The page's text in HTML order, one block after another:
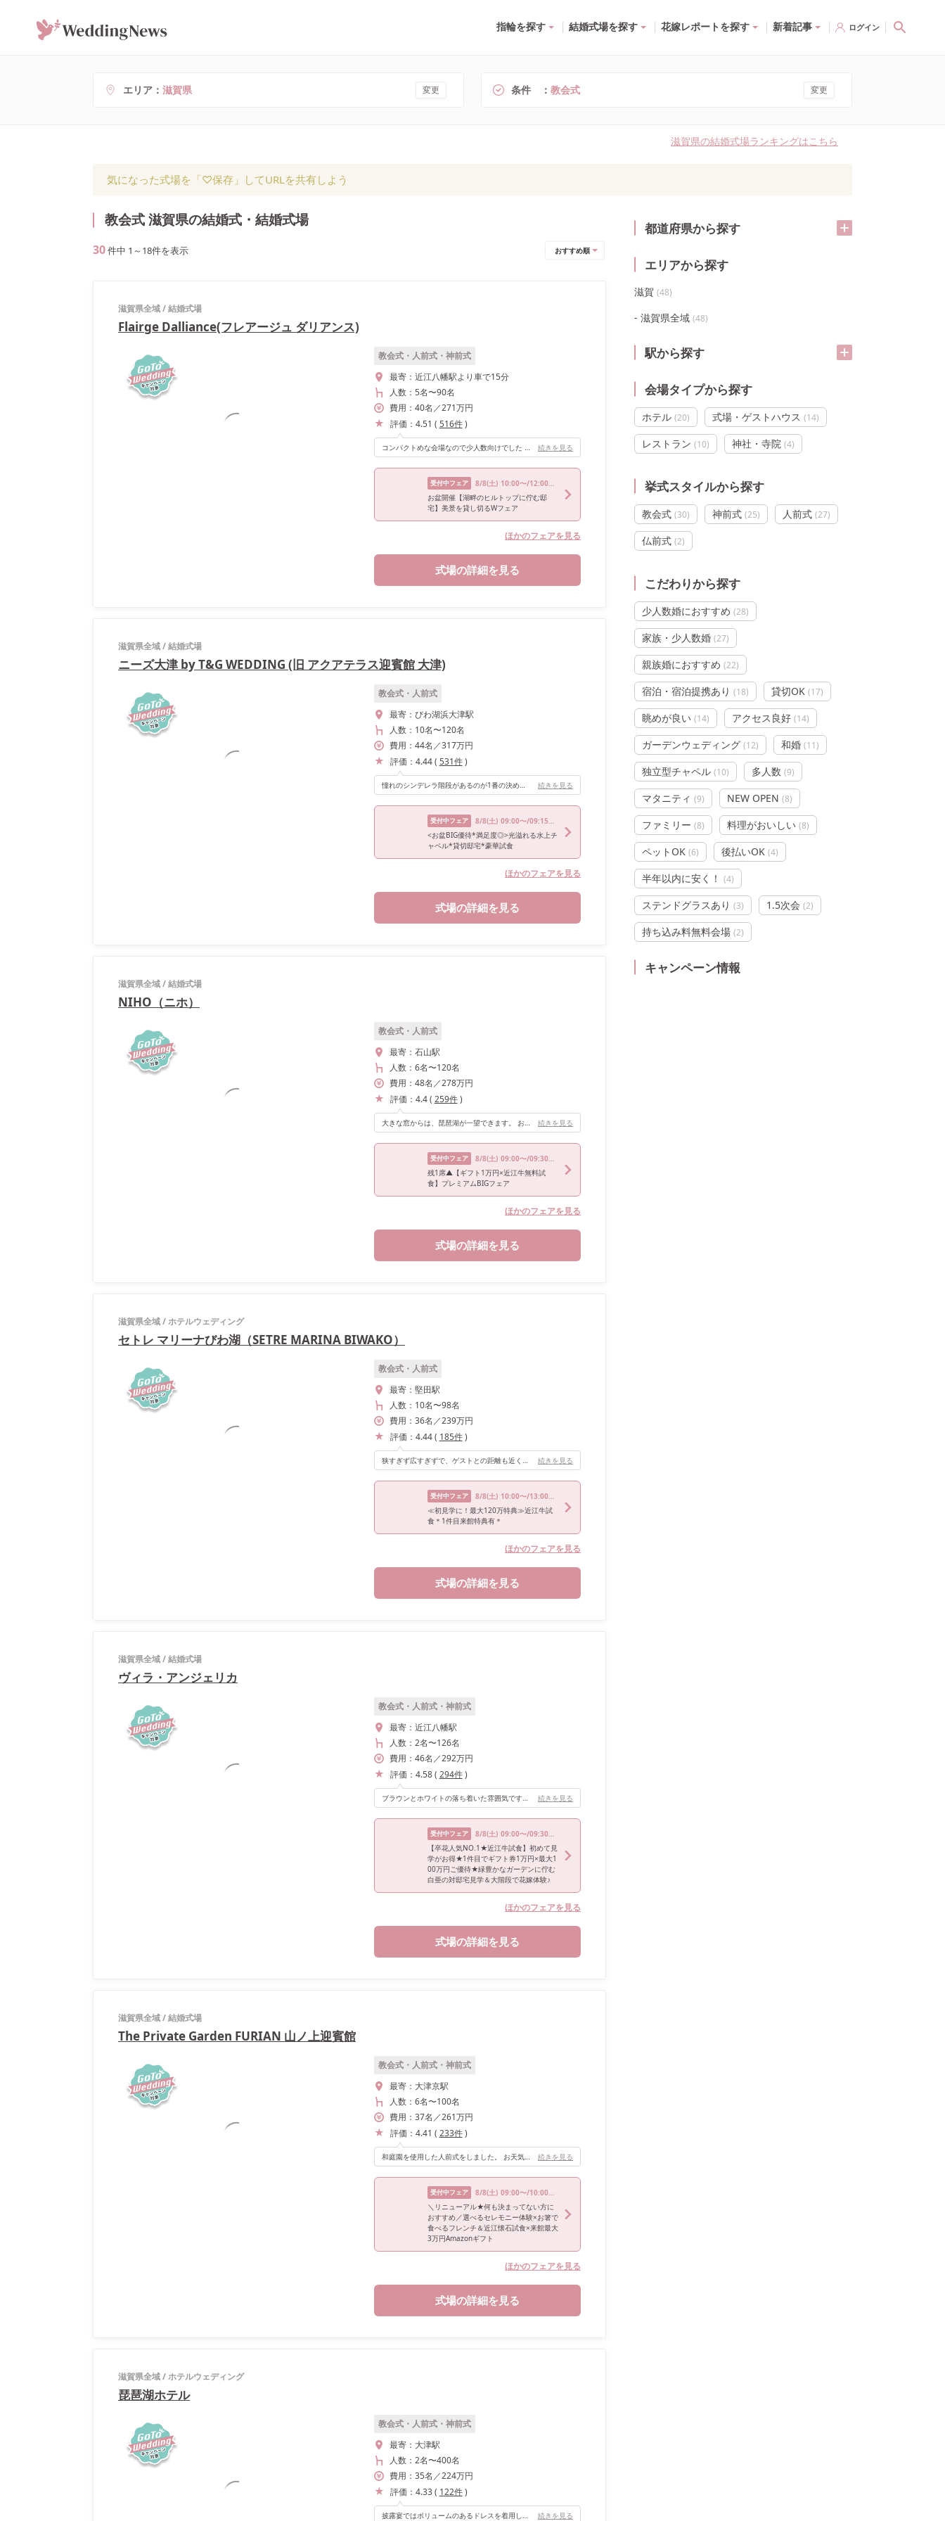
指輪を探す 結婚式場を探す 花嫁レポートを探す 新着記事 ログイン
エリア 滋賀県 変更 条件 教会式 変更
滋賀県の結婚式場ランキングはこちら
気になった式場を「♡保存」してURLを共有しよう
都道府県から探す
エリアから探す
滋賀 (48)
滋賀県全域 (48)
駅から探す
会場タイプから探す
ホテル (20) 式場・ゲストハウス (14)
レストラン (10) 神社・寺院 (4)
挙式スタイルから探す
教会式 (30) 神前式 (25) 人前式 (27)
仏前式 (2)
こだわりから探す
少人数婚におすすめ (28)
家族・少人数婚 (27)
親族婚におすすめ (22)
宿泊・宿泊提携あり (18) 貸切OK (17)
眺めが良い (14) アクセス良好 (14)
ガーデンウェディング (12) 和婚 (11)
独立型チャペル (10) 多人数 (9)
マタニティ (9) NEW OPEN (8)
ファミリー (8) 料理がおいしい (8)
ペットOK (6) 後払いOK (4)
半年以内に安く！ (4)
ステンドグラスあり (3) 1.5次会 (2)
持ち込み料無料会場 (2)
キャンペーン情報
教会式 滋賀県の結婚式・結婚式場
30件中 1 ～ 18件を表示 おすすめ順
滋賀県全域/結婚式場
Flairge Dalliance(フレアージュ ダリアンス)
教会式・人前式・神前式
最寄： 近江八幡駅より車で15分
人数： 5名〜90名
費用： 40名 ／271万円
評価： 4.51 ( 516件)
コンパクトめな会場なので少人数向けでした 琵琶湖を眺められる景色の良いところです 後方には、少し高さのある上がれる場所もあるのでステージ時に利用しました 続きを見る
受付中フェア 8/8(土) 10:00〜/12:00〜/14:00〜/16:00〜/18:00〜
お盆開催【湖畔のヒルトップに佇む邸
宅】美景を貸し切るWフェア
ほかのフェアを見る
式場の詳細を見る
滋賀県全域/結婚式場
ニーズ大津 by T&G WEDDING (旧 アクアテラス迎賓館 大津)
教会式・人前式
最寄： びわ湖浜大津駅
人数： 10名〜120名
費用： 44名 ／317万円
評価： 4.44( 531件)
憧れのシンデレラ階段があるのが1番の決め手でした！また、会場の後ろの扉が大きく開くので入場の際にインパクトがあります。高砂とゲストテーブルの近さも、ゲストとたくさん関わりたい私たちには嬉しかったです♡ 続きを見る
受付中フェア 8/8(土) 09:00〜/09:15〜/14:30〜/14:45〜/18:00〜
<お盆BIG優待*満足度◎>光溢れる水上チ
ャペル*貸切邸宅*豪華試食
ほかのフェアを見る
式場の詳細を見る
滋賀県全域/結婚式場
NIHO（ニホ）
教会式・人前式
最寄： 石山駅
人数： 6名〜120名
費用： 48名 ／278万円
評価： 4.4( 259件)
大きな窓からは、琵琶湖が一望できます。 お洒落なバルコニーは、デザートビュッフェなども出来るそうです。まるでバリのリゾートのようなお洒落な会場で、ゲストからも評判が良かったです。 続きを見る
受付中フェア 8/8(土) 09:00〜/09:30〜/10:00〜/15:00〜/16:00〜
残1席▲【ギフト1万円×近江牛無料試
食】プレミアムBIGフェア
ほかのフェアを見る
式場の詳細を見る
滋賀県全域/ホテルウェディング
セトレ マリーナびわ湖（SETRE MARINA BIWAKO）
教会式・人前式
最寄： 堅田駅
人数： 10名〜98名
費用： 36名 ／239万円
評価： 4.44( 185件)
狭すぎず広すぎずで、ゲストとの距離も近く、50人前後のゲストにはぴったりな披露宴会場でした。 ガーデンも使用できるため、演出は幅広くできるかなと思います♡ 続きを見る
受付中フェア 8/8(土) 10:00〜/13:00〜/16:00〜
≪初見学に！最大120万特典≫近江牛試
食＊1件目来館特典有＊
ほかのフェアを見る
式場の詳細を見る
滋賀県全域/結婚式場
ヴィラ・アンジェリカ
教会式・人前式・神前式
最寄： 近江八幡駅
人数： 2名〜126名
費用： 46名 ／292万円
評価： 4.58( 294件)
ブラウンとホワイトの落ち着いた雰囲気です。 階段から降りたり、ガーデンもあるので色々な演出も出来ます。 続きを見る
受付中フェア 8/8(土) 09:00〜/09:30〜/10:00〜/14:30〜/15:00〜
【卒花人気NO.1★近江牛試食】初めて見
学がお得★1件目でギフト券1万円×最大1
00万円ご優待★緑豊かなガーデンに佇む
白亜の対邸宅見学＆大階段で花嫁体験♪
ほかのフェアを見る
式場の詳細を見る
滋賀県全域/結婚式場
The Private Garden FURIAN 山ノ上迎賓館
教会式・人前式・神前式
最寄： 大津京駅
人数： 6名〜100名
費用： 37名 ／261万円
評価： 4.41 ( 233件)
和庭園を使用した人前式をしました。 お天気には左右されるかもしれませんが、当日は天候にも恵まれ、 緑豊かな中に色打掛の色合いやブーケ、装花のコントラストが映えて素敵な写真が残せました。 また人とは被らないオリジナルの挙式を行う事が出来ました。 続きを見る
受付中フェア 8/8(土) 09:00〜/10:00〜/12:00〜/14:30〜/16:00〜
＼リニューアル★何も決まってない方に
おすすめ／選べるセレモニー体験×お箸で
食べるフレンチ＆近江懐石試食×来館最大
3万円Amazonギフト
ほかのフェアを見る
式場の詳細を見る
滋賀県全域/ホテルウェディング
琵琶湖ホテル
教会式・人前式・神前式
最寄： 大津駅
人数： 2名〜400名
費用： 35名 ／224万円
評価： 4.33( 122件)
披露宴ではボリュームのあるドレスを着用したのですが広い披露宴会場を利用させていただきスムーズに歩くことができました！ 続きを見る